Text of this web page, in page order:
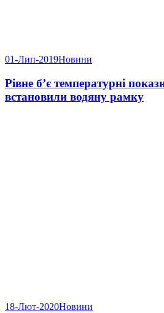
01-Лип-2019Новини
Рівне б’є температурні
встановили водяну рамку
18-Лют-2020Новини